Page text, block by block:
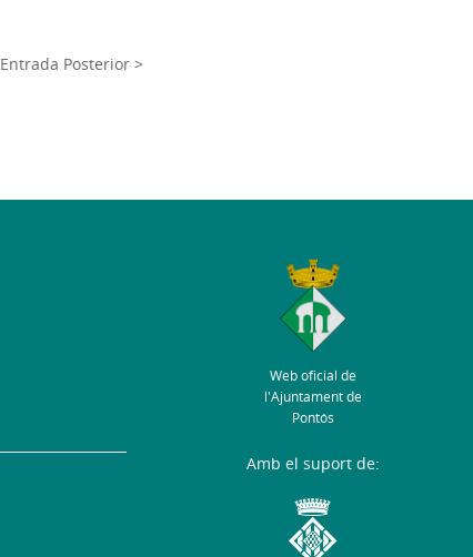
Entrada Posterior >
Web oficial de
l'Ajuntament de
Pontós
Amb el suport de: